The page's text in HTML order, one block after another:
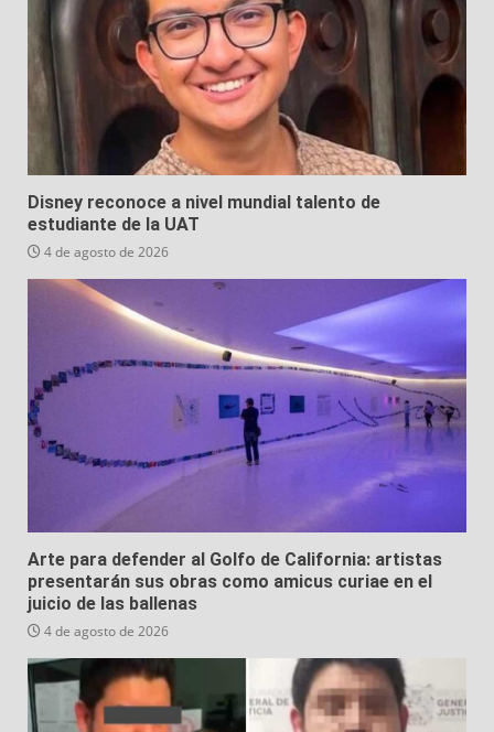
Disney reconoce a nivel mundial talento de
estudiante de la UAT
4 de agosto de 2026
Arte para defender al Golfo de California: artistas
presentarán sus obras como amicus curiae en el
juicio de las ballenas
4 de agosto de 2026